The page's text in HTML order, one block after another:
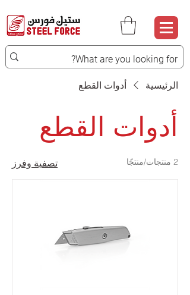
الرئيسية أدوات القطع
أدوات القطع
2 منتجات/منتجًا تصفية وفرز